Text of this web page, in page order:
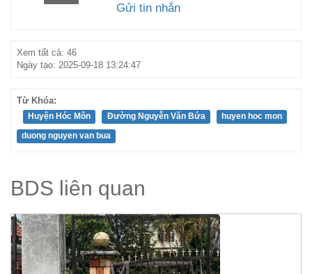
Gửi tin nhắn
Xem tất cả: 46
Ngày tạo: 2025-09-18 13:24:47
Từ Khóa:
Huyện Hóc Môn Đường Nguyễn Văn Bứa
huyen hoc mon
duong nguyen van bua
BDS liên quan